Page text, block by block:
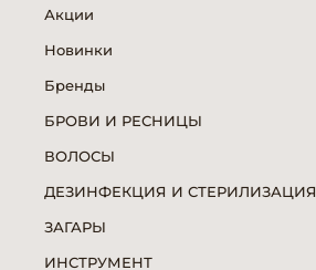
Акции
Новинки
Бренды
БРОВИ И РЕСНИЦЫ
ВОЛОСЫ
ДЕЗИНФЕКЦИЯ И СТЕРИЛИЗАЦИЯ
ЗАГАРЫ
ИНСТРУМЕНТ